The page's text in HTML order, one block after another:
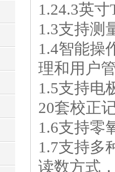
1.24.3英寸
1.3支持测
1.4智能操
理和用户
1.5支持电
20套校正
1.6支持零
1.7支持多
读数方式